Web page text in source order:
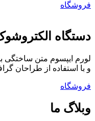
فروشگاه
دستگاه
لورم ایپسوم متن ساختگی
و با استفاده از طراحان
فروشگاه
وبلاگ ما